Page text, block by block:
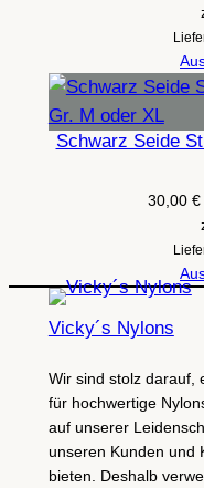
Schwarz Seide
30,00 €
Vicky´s Nylons
Wir sind stolz darauf,
für hochwertige
auf unserer
unseren Kunden und
bieten. Deshalb